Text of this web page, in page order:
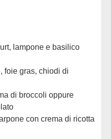
lampone e basilico
foie gras, chiodi di
di broccoli oppure
con crema di ricotta